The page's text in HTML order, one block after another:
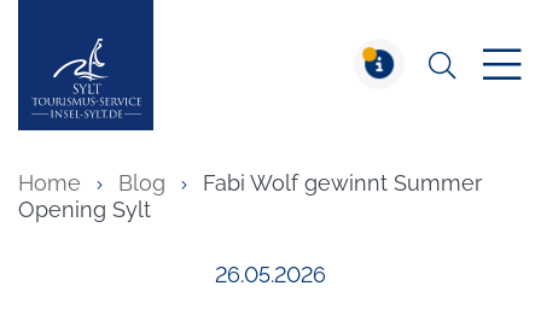
Insel Sylt Suchen
Home Blog
Fabi Wolf gewinnt Summer
Opening Sylt
Veröffentlicht am:
26.05.2026